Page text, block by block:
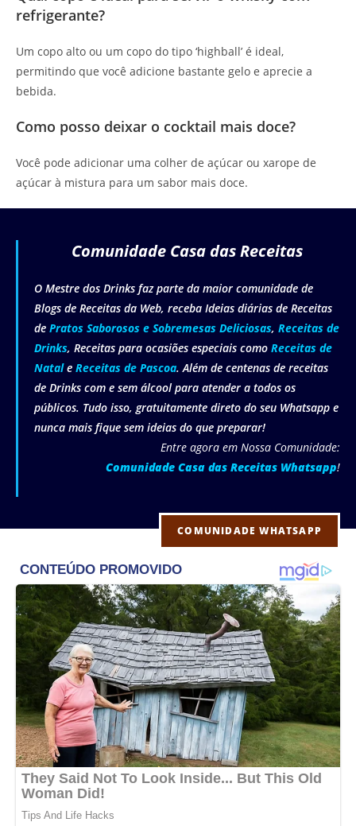
refrigerante?
Um copo alto ou um copo do tipo ‘highball’ é ideal,
permitindo que você adicione bastante gelo e aprecie a
bebida.
Como posso deixar o cocktail mais doce?
Você pode adicionar uma colher de açúcar ou xarope de
açúcar à mistura para um sabor mais doce.
Comunidade Casa das Receitas
O Mestre dos Drinks faz parte da maior comunidade de
Blogs de Receitas da Web, receba Ideias diárias de Receitas
de Pratos Saborosos e Sobremesas Deliciosas, Receitas de
Drinks, Receitas para ocasiões especiais como Receitas de
Natale Receitas de Pascoa. Além de centenas de receitas
de Drinks com e sem álcool para atender a todos os
públicos. Tudo isso, gratuitamente direto do seu Whatsapp e
nunca mais fique sem ideias do que preparar!
Entre agora em Nossa Comunidade:
Comunidade Casa das Receitas Whatsapp!
COMUNIDADE WHATSAPP